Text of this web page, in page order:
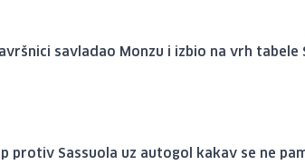
savladao Monzu i izbio na vrh tabele
protiv Sassuola uz autogol kakav se ne